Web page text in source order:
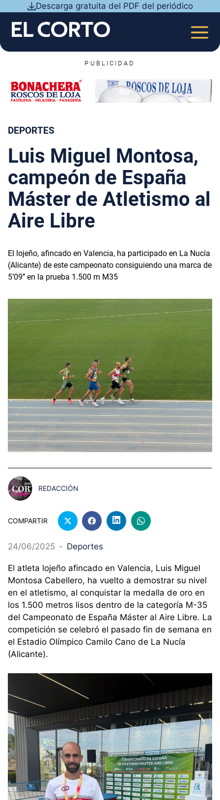
contenido
Descarga gratuita del PDF del periódico
PUBLICIDAD
DEPORTES
Luis Miguel Montosa,
campeón de España
Máster de Atletismo al
Aire Libre
El lojeño, afincado en Valencia, ha participado en La Nucía
(Alicante) de este campeonato consiguiendo una marca de
5’09’’ en la prueba 1.500 m M35
REDACCIÓN
COMPARTIR
24/06/2025 - Deportes
El atleta lojeño afincado en Valencia, Luis Miguel
Montosa Cabellero, ha vuelto a demostrar su nivel
en el atletismo, al conquistar la medalla de oro en
los 1.500 metros lisos dentro de la categoría M-35
del Campeonato de España Máster al Aire Libre. La
competición se celebró el pasado fin de semana en
el Estadio Olímpico Camilo Cano de La Nucía
(Alicante).